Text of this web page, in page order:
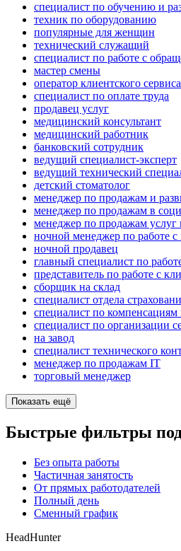
специалист по обучению и
техник по оборудованию
популярные для женщин
технический служащий
специалист по работе с
мастер смены
оператор клиентского сервиса
специалист по оплате труда
продавец услуг
медицинский консультант
медицинский работник
банковский сотрудник
ведущий специалист-эксперт
ведущий технический
детский стоматолог
менеджер по продажам и
менеджер по продажам в
менеджер по продажам услуг
ночной менеджер по работе с
ночной продавец
главный специалист по
представитель по работе с
сборщик на склад
специалист отдела
специалист по компенсациям
специалист по организации
на завод
специалист технического
менеджер по продажам IT
торговый менеджер
Показать ещё
Быстрые фильтры
Без опыта работы
Частичная занятость
От прямых работодателей
Полный день
Сменный график
HeadHunter